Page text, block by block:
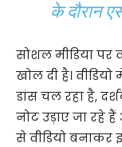
के दौरान
सोशल मीडिया पर
खोल दी है।
डांस चल रहा है,
नोट उड़ाए जा रहे
से वीडियो बनाकर